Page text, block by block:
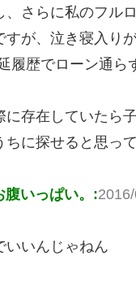
さらに私のフル
が、泣き寝入りが
履歴でローン通ら
に存在していたら
に探せると思って
腹いっぱい。:
いいんじゃねん